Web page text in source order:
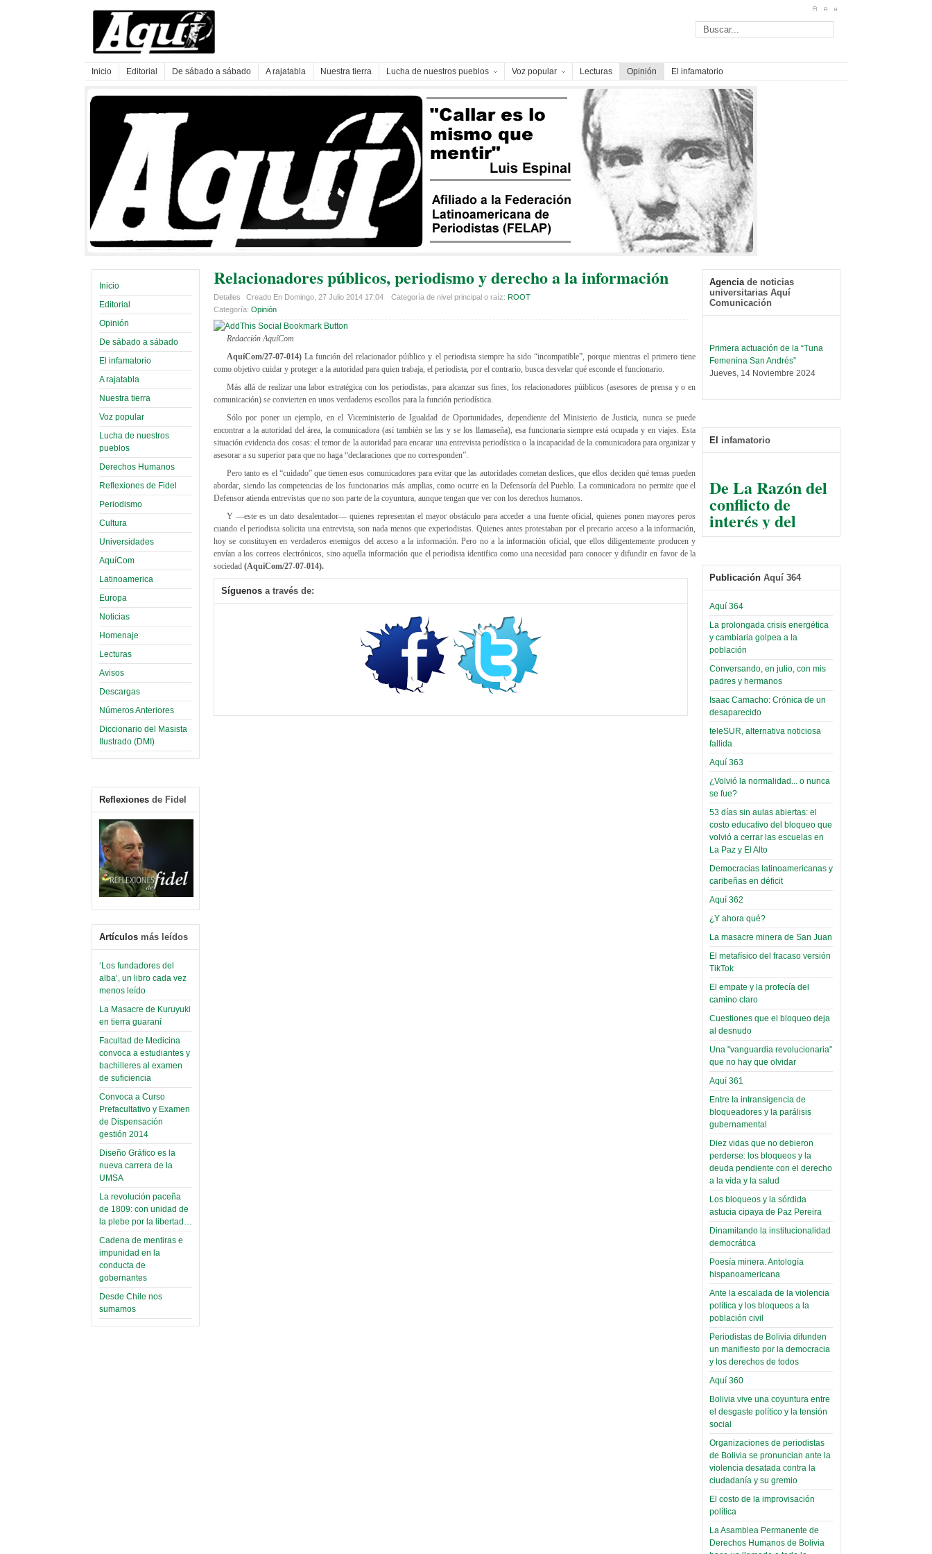
Inicio Editorial De sábado a sábado A rajatabla Nuestra tierra Lucha de nuestros pueblos Voz popular Lecturas Opinión El infamatorio
Inicio
Editorial
Opinión
De sábado a sábado
El infamatorio
A rajatabla
Nuestra tierra
Voz popular
Lucha de nuestros
pueblos
Derechos Humanos
Reflexiones de Fidel
Periodismo
Cultura
Universidades
AquíCom
Latinoamerica
Europa
Noticias
Homenaje
Lecturas
Avisos
Descargas
Números Anteriores
Diccionario del Masista
Ilustrado (DMI)
Reflexiones de Fidel
Artículos más leídos
‘Los fundadores del
alba’, un libro cada vez
menos leído
La Masacre de Kuruyuki
en tierra guaraní
Facultad de Medicina
convoca a estudiantes y
bachilleres al examen
de suficiencia
Convoca a Curso
Prefacultativo y Examen
de Dispensación
gestión 2014
Diseño Gráfico es la
nueva carrera de la
UMSA
La revolución paceña
de 1809: con unidad de
la plebe por la libertad…
Cadena de mentiras e
impunidad en la
conducta de
gobernantes
Desde Chile nos
sumamos
Relacionadores públicos, periodismo y derecho a la información
Detalles Creado En Domingo, 27 Julio 2014 17:04 Categoría de nivel principal o raíz: ROOT
Categoría: Opinión
Redacción AquíCom
AquíCom/27-07-014)La función del relacionador púiblico y el periodista siempre ha sido “incompatible”, porque mientras el primero tiene
como objetivo cuidar y proteger a la autoridad para quien trabaja, el periodista, por el contrario, busca desvelar qué esconde el funcionario.
Más allá de realizar una labor estratégica con los periodistas, para alcanzar sus fines, los relacionadores púiblicos (asesores de prensa y o en
comunicación) se convierten en unos verdaderos escollos para la función periodística.
Sólo por poner un ejemplo, en el Viceministerio de Igualdad de Oportunidades, dependiente del Ministerio de Justicia, nunca se puede
encontrar a la autoridad del área, la comunicadora (así también se las y se los llamaseña), esa funcionaria siempre está ocupada y en viajes. Esta
situación evidencia dos cosas: el temor de la autoridad para encarar una entrevista periodística o la incapacidad de la comunicadora para organizar y
asesorar a su superior para que no haga “declaraciones que no corresponden”.
Pero tanto es el “cuidado” que tienen esos comunicadores para evitar que las autoridades cometan deslices, que ellos deciden qué temas pueden
abordar, siendo las competencias de los funcionarios más amplias, como ocurre en la Defensoría del Pueblo. La comunicadora no permite que el
Defensor atienda entrevistas que no son parte de la coyuntura, aunque tengan que ver con los derechos humanos.
Y —este es un dato desalentador— quienes representan el mayor obstáculo para acceder a una fuente oficial, quienes ponen mayores peros
cuando el periodista solicita una entrevista, son nada menos que experiodistas. Quienes antes protestaban por el precario acceso a la información,
hoy se constituyen en verdaderos enemigos del acceso a la información. Pero no a la información oficial, que ellos diligentemente producen y
envían a los correos electrónicos, sino aquella información que el periodista identifica como una necesidad para conocer y difundir en favor de la
sociedad (AquíCom/27-07-014).
Síguenos a través de:
Agencia de noticias
universitarias Aquí
Comunicación
Primera actuación de la “Tuna
Femenina San Andrés”
Jueves, 14 Noviembre 2024
tráfico de personas
Sábado, 14 Septiembre 2024
taller de software estadístico en
la UMSA
Sábado, 14 Septiembre 2024
certificados por apoyo al
Séptimo Encuentro de
Economistas
Sábado, 14 Octubre 2023
Leer Más...
Trabajo Social de la UMSA
volverá a las urnas para elegir a
su directora
Sábado, 14 Octubre 2023
Leer Más...
Candidatos del MAS se
presentarán en la UMSA
Jueves, 14 Septiembre 2023
Leer Más...
Carrera de Geografía realiza
Segundo Congreso Nacional
Viernes, 14 Octubre 2022
Leer Más...
Docentes y estudiantes de
Trabajo Social de la UMSA
elegirán directora
Viernes, 14 Octubre 2022
Leer Más...
“Tuna Femenina San Andrés”
toca y canta con coraje
Miércoles, 14 Septiembre 2022
Leer Más...
Posesionan a dirigentes de
Asociación de Docentes
Domingo, 14 Agosto 2022
Leer Más...
El infamatorio
De La Razón del
conflicto de
interés y del
razonable arte
y esconder la
mano
Jueves, 10 Diciembre 2020
Read more...
Infierno Covid
parte VI:
Gabinete de
Áñez se atribuye
construcción de
hospitales
prefabricados en
la que no tuvo
participación;
más de 24 horas
después rectifica
parcialmente
El Infamatorio
Miércoles, 09 Diciembre 2020
Read more...
Interpretación
de un álbum de
narco-fotos
(Miscelánea
Palaciega 8)
El Infamatorio
Miércoles, 19 Junio 2019
Read more...
Cosmética
descolonizadora
(Miscelánea
palaciega 7)
El Infamatorio
Lunes, 27 Mayo 2019
Read more...
Creacionismo,
filtraciones e
inicio de la
campaña del
MAS
(Miscelánea
palaciega 6)
El Infamatorio
Domingo, 12 Mayo 2019
Read more...
Publicación Aquí 364
Aquí 364
La prolongada crisis energética
y cambiaria golpea a la
población
Conversando, en julio, con mis
padres y hermanos
Isaac Camacho: Crónica de un
desaparecido
teleSUR, alternativa noticiosa
fallida
Aquí 363
¿Volvió la normalidad... o nunca
se fue?
53 días sin aulas abiertas: el
costo educativo del bloqueo que
volvió a cerrar las escuelas en
La Paz y El Alto
Democracias latinoamericanas y
caribeñas en déficit
Aquí 362
¿Y ahora qué?
La masacre minera de San Juan
El metafísico del fracaso versión
TikTok
El empate y la profecía del
camino claro
Cuestiones que el bloqueo deja
al desnudo
Una "vanguardia revolucionaria"
que no hay que olvidar
Aquí 361
Entre la intransigencia de
bloqueadores y la parálisis
gubernamental
Diez vidas que no debieron
perderse: los bloqueos y la
deuda pendiente con el derecho
a la vida y la salud
Los bloqueos y la sórdida
astucia cipaya de Paz Pereira
Dinamitando la institucionalidad
democrática
Poesía minera. Antología
hispanoamericana
Ante la escalada de la violencia
política y los bloqueos a la
población civil
Periodistas de Bolivia difunden
un manifiesto por la democracia
y los derechos de todos
Aquí 360
Bolivia vive una coyuntura entre
el desgaste político y la tensión
social
Organizaciones de periodistas
de Bolivia se pronuncian ante la
violencia desatada contra la
ciudadanía y su gremio
El costo de la improvisación
política
La Asamblea Permanente de
Derechos Humanos de Bolivia